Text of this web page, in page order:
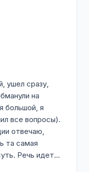
ушел сразу,
на
большой, я
все вопросы).
отвечаю,
та самая
Речь идет...